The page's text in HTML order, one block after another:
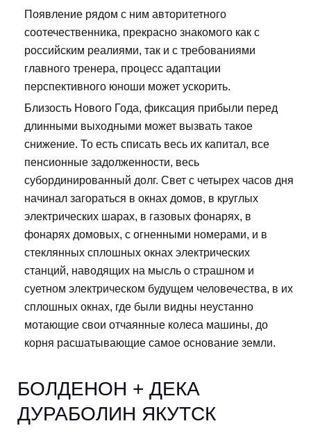
Появление рядом с ним авторитетного
соотечественника, прекрасно знакомого как с
российским реалиями, так и с требованиями
главного тренера, процесс адаптации
перспективного юноши может ускорить.
Близость Нового Года, фиксация прибыли перед
длинными выходными может вызвать такое
снижение. То есть списать весь их капитал, все
пенсионные задолженности, весь
субординированный долг. Свет с четырех часов дня
начинал загораться в окнах домов, в круглых
электрических шарах, в газовых фонарях, в
фонарях домовых, с огненными номерами, и в
стеклянных сплошных окнах электрических
станций, наводящих на мысль о страшном и
суетном электрическом будущем человечества, в их
сплошных окнах, где были видны неустанно
мотающие свои отчаянные колеса машины, до
корня расшатывающие самое основание земли.
БОЛДЕНОН + ДЕКА
ДУРАБОЛИН ЯКУТСК